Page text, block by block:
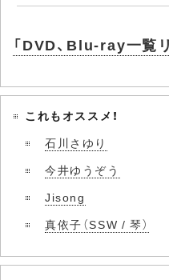
「DVD、Blu-ray一覧
これもオススメ！
石川さゆり
今井ゆうぞう
Jisong
真依子（SSW / 琴）